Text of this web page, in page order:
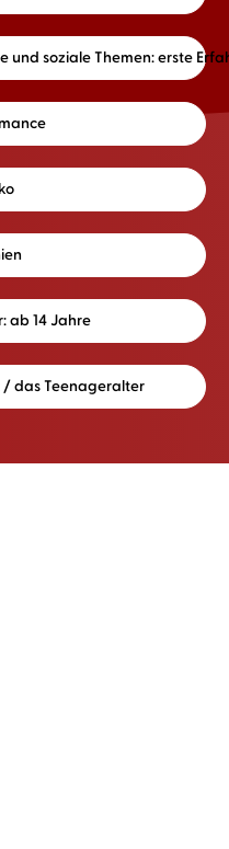
und soziale Themen: erste
ab 14 Jahre
/ das Teenageralter